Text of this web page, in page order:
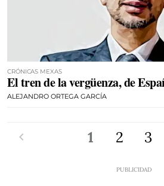
CRÓNICAS MEXAS
El tren de la vergüenza, de
ALEJANDRO ORTEGA GARCÍA
1 2 3